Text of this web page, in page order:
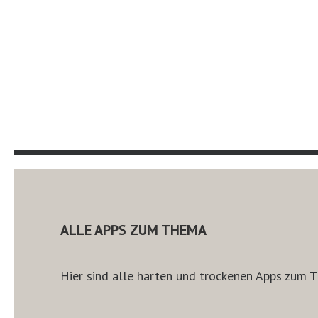
ALLE APPS ZUM THEMA
Hier sind alle harten und trockenen Apps zum